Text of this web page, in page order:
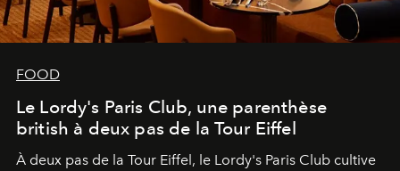
FOOD
Le Lordy's Paris Club, une parenthèse
british à deux pas de la Tour Eiffel
À deux pas de la Tour Eiffel, le Lordy's Paris Club cultive